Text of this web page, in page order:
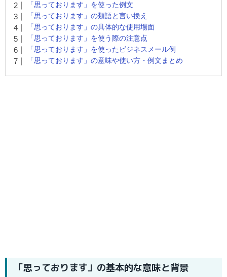
「思っております」を使った例文
「思っております」の類語と言い換え
「思っております」の具体的な使用場面
「思っております」を使う際の注意点
「思っております」を使ったビジネスメール例
「思っております」の意味や使い方・例文まとめ
「思っております」の基本的な意味と背景